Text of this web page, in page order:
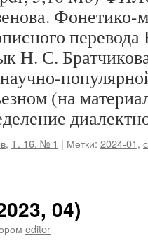
Фонетико-
Н. С.
(на
, Т. 16. № 1 | Метки: 2024-01,
04)
editor